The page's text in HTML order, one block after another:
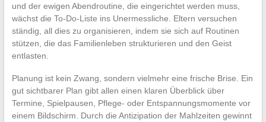
und der ewigen Abendroutine, die eingerichtet werden muss,
wächst die To-Do-Liste ins Unermessliche. Eltern versuchen
ständig, all dies zu organisieren, indem sie sich auf Routinen
stützen, die das Familienleben strukturieren und den Geist
entlasten.
Planung ist kein Zwang, sondern vielmehr eine frische Brise. Ein
gut sichtbarer Plan gibt allen einen klaren Überblick über
Termine, Spielpausen, Pflege- oder Entspannungsmomente vor
einem Bildschirm. Durch die Antizipation der Mahlzeiten gewinnt